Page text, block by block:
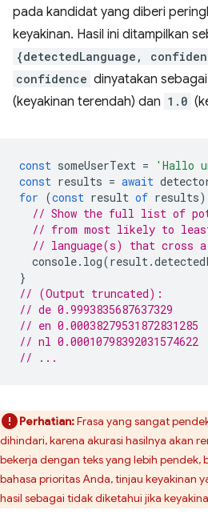
pada kandidat yang diberi
keyakinan. Hasil ini ditampilkan
{detectedLanguage,
confidence dinyatakan
(keyakinan terendah) dan 1.0
const someUserText =
'Hallo
const results = await
for (const result of results)
// Show the full list of
// from most likely to
// language(s) that cross a
console. log(result.
}
// (Output truncated):
// de 0.9993835687637329
// en 0.00038279531872831285
// nl 0.00010798392031574622
// ...
Perhatian:Frasa yang sangat
dihindari, karena akurasi hasilnya akan
bekerja dengan teks yang lebih pendek,
bahasa prioritas Anda, tinjau keyakinan
hasil sebagai tidak diketahui jika